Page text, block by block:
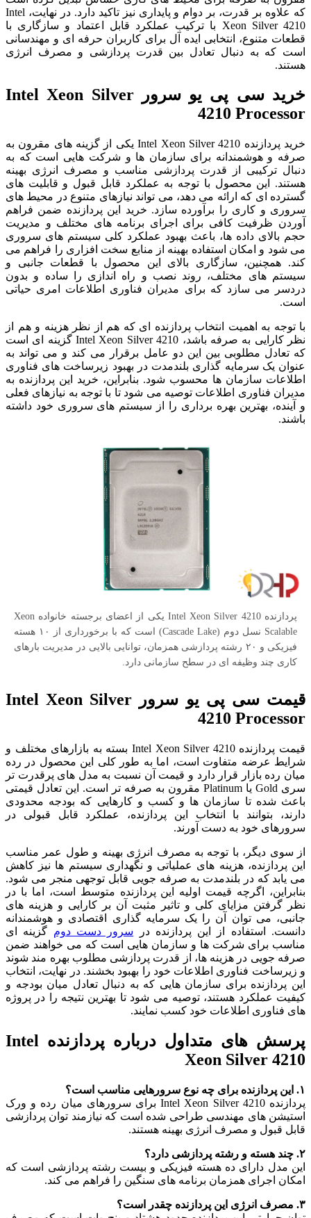
که علاوه بر قدرت، بر دوام و پایداری نیز تاکید دارد. در نهایت، Intel
Xeon Silver 4210 با ترکیب عملکرد قابل اعتماد و سازگاری با
قطعات متنوع، انتخابی ایده آل برای کاربران حرفه ای و مهندسانی
است که به دنبال تعادل بین قدرت پردازشی و مصرف انرژی
هستند.
خرید سی پی یو سرور Intel Xeon Silver
4210 Processor
خرید پردازنده Intel Xeon Silver 4210 یکی از گزینه های مقرون به
صرفه و هوشمندانه برای سازمان ها و شرکت هایی است که به
دنبال ترکیبی از قدرت پردازشی مناسب و مصرف انرژی بهینه
هستند. این محصول با توجه به عملکرد قابل قبول و قابلیت های
گسترده ای که ارائه می دهد، می تواند نیازهای متنوع در محیط های
سروری و کاری را برآورده سازد. خرید این پردازنده ضمن فراهم
آوردن ظرفیت کافی برای اجرای برنامه های مختلف و مدیریت
حجم بالای داده ها، باعث بهبود عملکرد کلی سیستم های سروری
می شود و امکان استفاده بهینه از منابع سخت افزاری را فراهم می
کند. همچنین، سازگاری بالای این محصول با قطعات جانبی و
سیستم های مختلف، روند نصب و راه اندازی را ساده و بدون
دردسر می سازد که برای مدیران فناوری اطلاعات امری حیاتی
است.
با توجه به اهمیت انتخاب پردازنده ای که هم از نظر هزینه و هم از
نظر کارایی به صرفه باشد، Intel Xeon Silver 4210 گزینه ای است
که تعادل مطلوبی بین این دو عامل برقرار می کند و می تواند به
عنوان یک سرمایه گذاری بلندمدت در بهبود زیرساخت های فناوری
اطلاعات سازمان ها محسوب شود. بنابراین، خرید این پردازنده به
مدیران فناوری اطلاعات توصیه می شود تا با توجه به نیازهای فعلی
و آینده، بهترین بهره برداری را از سیستم های سروری خود داشته
باشند.
پردازنده Intel Xeon Silver 4210 یکی از اعضای برجسته خانواده Xeon
Scalable نسل دوم (Cascade Lake) است که با برخورداری از ۱۰ هسته
فیزیکی و ۲۰ رشته پردازشی همزمان، توانایی بالایی در مدیریت بارهای
کاری چند وظیفه ای در سطح سازمانی دارد.
قیمت سی پی یو سرور Intel Xeon Silver
4210 Processor
قیمت پردازنده Intel Xeon Silver 4210 بسته به بازارهای مختلف و
شرایط عرضه متفاوت است، اما به طور کلی این محصول در رده
میان رده بازار قرار دارد و قیمت آن نسبت به مدل های پرقدرت تر
سری Gold یا Platinum مقرون به صرفه تر است. این تعادل قیمتی
باعث شده تا سازمان ها و کسب و کارهایی که بودجه محدودی
دارند، بتوانند با انتخاب این پردازنده، عملکرد قابل قبولی در
سرورهای خود به دست آورند.
از سوی دیگر، با توجه به مصرف انرژی بهینه و طول عمر مناسب
این پردازنده، هزینه های عملیاتی و نگهداری سیستم ها نیز کاهش
می یابد که در بلندمدت به صرفه جویی قابل توجهی منجر می شود.
بنابراین، اگرچه قیمت اولیه این پردازنده متوسط است، اما با در
نظر گرفتن مزایای کلی و تاثیر مثبت آن بر کارایی و هزینه های
جانبی، می توان آن را یک سرمایه گذاری اقتصادی و هوشمندانه
دانست. استفاده از این پردازنده در سرور دست دوم گزینه ای
مناسب برای شرکت ها و سازمان هایی است که می خواهند ضمن
صرفه جویی در هزینه ها، از قدرت پردازشی مطلوب بهره مند شوند
و زیرساخت فناوری اطلاعات خود را بهبود بخشند. در نهایت، انتخاب
این پردازنده برای سازمان هایی که به دنبال تعادل میان بودجه و
کیفیت عملکرد هستند، توصیه می شود تا بهترین نتیجه را در پروژه
های فناوری اطلاعات خود کسب نمایند.
پرسش های متداول درباره پردازنده Intel
Xeon Silver 4210
۱. این پردازنده برای چه نوع سرورهایی مناسب است؟
پردازنده Intel Xeon Silver 4210 برای سرورهای میان رده و ورک
استیشن های مهندسی طراحی شده است که نیازمند توان پردازشی
قابل قبول و مصرف انرژی بهینه هستند.
۲. چند هسته و رشته پردازشی دارد؟
این مدل دارای ده هسته فیزیکی و بیست رشته پردازشی است که
امکان اجرای همزمان برنامه های سنگین را فراهم می کند.
۳. مصرف انرژی این پردازنده چقدر است؟